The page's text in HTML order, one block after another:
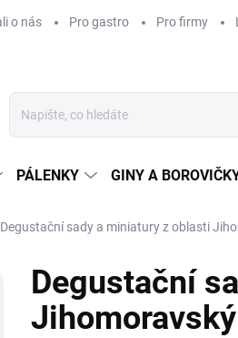
o nás Pro gastro Pro firmy
PÁLENKY GINY A
Degustační sady a miniatury z oblasti
Degustační
Jihomoravský